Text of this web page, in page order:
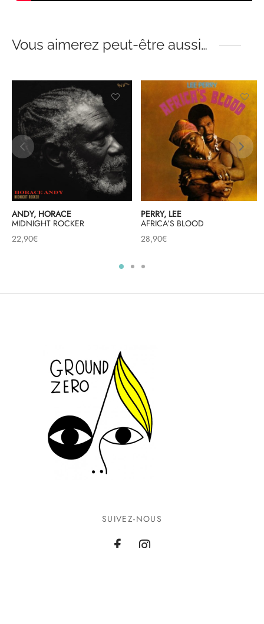
Vous aimerez peut-être aussi…
ANDY, HORACE
MIDNIGHT ROCKER
22,90€
PERRY, LEE
AFRICA’S BLOOD
28,90€
SUIVEZ-NOUS